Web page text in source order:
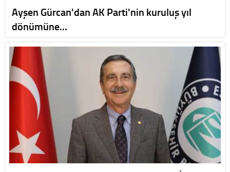
Ayşen Gürcan'dan AK Parti'nin kuruluş yıl
dönümüne…